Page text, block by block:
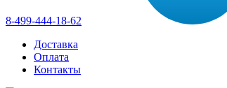
8-499-444-18-62
Доставка
Оплата
Контакты